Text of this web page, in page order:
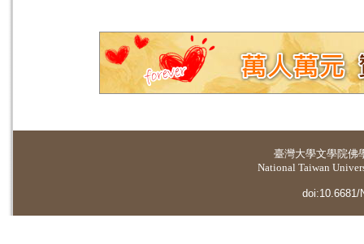
臺灣大學文學院佛
National Taiwan
doi:10.6681/